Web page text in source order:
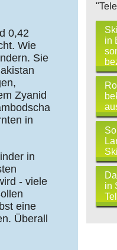
0,42
Wie
Sie
Zyanid
in
in
- viele
eine
Überall
in
in